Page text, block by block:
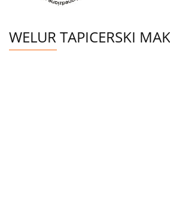
WELUR TAPICERSKI